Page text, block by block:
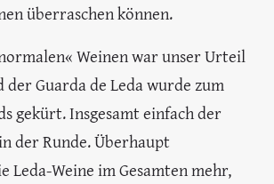
überraschen können.
Weinen war unser Urteil
Guarda de Leda wurde zum
gekürt. Insgesamt einfach der
der Runde. Überhaupt
Leda-Weine im Gesamten mehr,